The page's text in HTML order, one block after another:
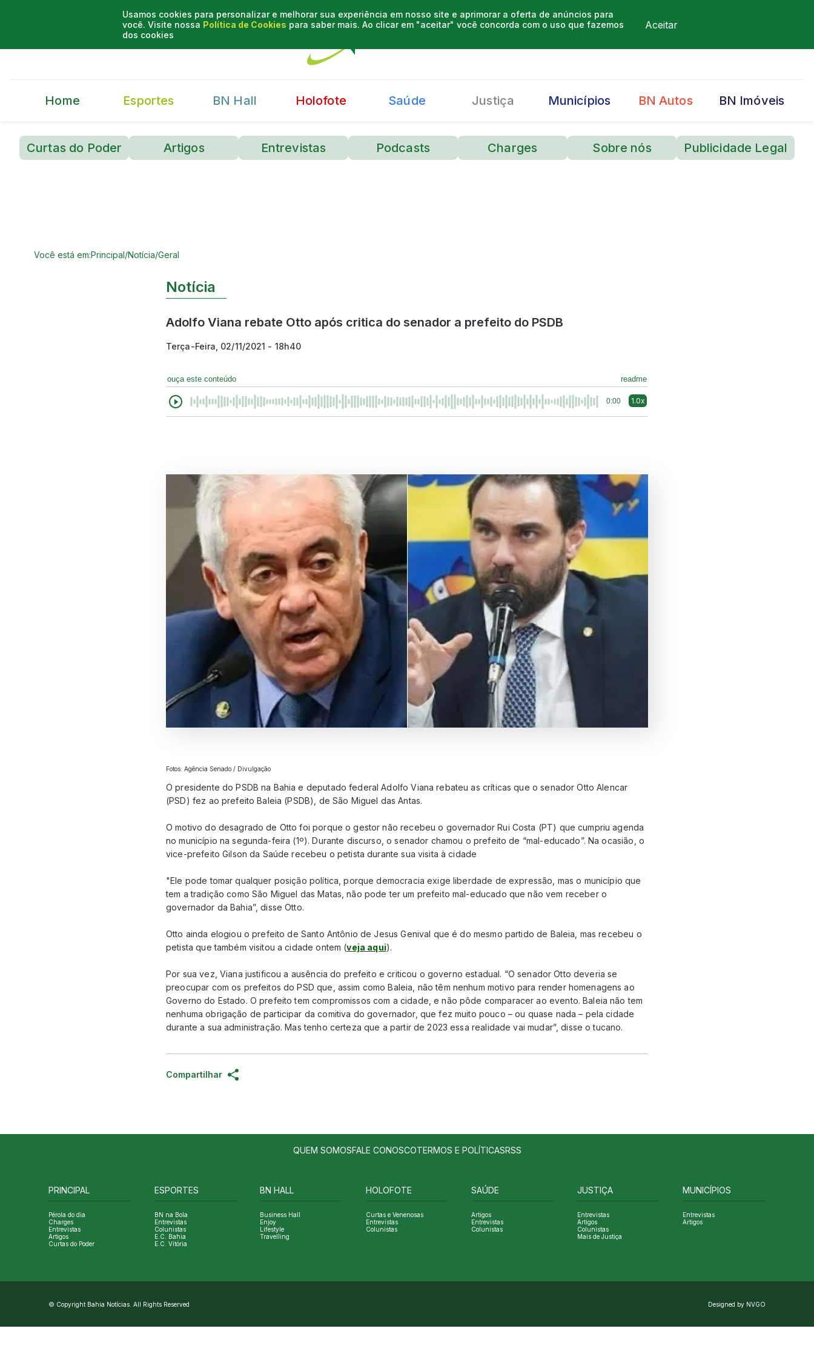
Usamos cookies para personalizar e melhorar sua experiência em nosso site e aprimorar a oferta de anúncios para
você. Visite nossa Política de Cookies para saber mais. Ao clicar em "aceitar" você concorda com o uso que fazemos
dos cookies
Aceitar
Home Esportes BN Hall Holofote Saúde Justiça Municípios BN Autos BN Imóveis
Curtas do Poder Artigos Entrevistas Podcasts Charges Sobre nós Publicidade Legal
Você está em:Principal/Notícia/Geral
Notícia
Adolfo Viana rebate Otto após critica do senador a prefeito do PSDB
Terça-Feira, 02/11/2021 - 18h40
ouça este conteúdo readme
0:00 1.0x
Fotos: Agência Senado / Divulgação
O presidente do PSDB na Bahia e deputado federal Adolfo Viana rebateu as críticas que o senador Otto Alencar
(PSD) fez ao prefeito Baleia (PSDB), de São Miguel das Antas.
O motivo do desagrado de Otto foi porque o gestor não recebeu o governador Rui Costa (PT) que cumpriu agenda
no município na segunda-feira (1º). Durante discurso, o senador chamou o prefeito de “mal-educado”. Na ocasião, o
vice-prefeito Gilson da Saúde recebeu o petista durante sua visita à cidade
"Ele pode tomar qualquer posição política, porque democracia exige liberdade de expressão, mas o município que
tem a tradição como São Miguel das Matas, não pode ter um prefeito mal-educado que não vem receber o
governador da Bahia”, disse Otto.
Otto ainda elogiou o prefeito de Santo Antônio de Jesus Genival que é do mesmo partido de Baleia, mas recebeu o
petista que também visitou a cidade ontem (veja aqui).
Por sua vez, Viana justificou a ausência do prefeito e criticou o governo estadual. “O senador Otto deveria se
preocupar com os prefeitos do PSD que, assim como Baleia, não têm nenhum motivo para render homenagens ao
Governo do Estado. O prefeito tem compromissos com a cidade, e não pôde comparacer ao evento. Baleia não tem
nenhuma obrigação de participar da comitiva do governador, que fez muito pouco – ou quase nada – pela cidade
durante a sua administração. Mas tenho certeza que a partir de 2023 essa realidade vai mudar”, disse o tucano.
Compartilhar
QUEM SOMOSFALE CONOSCOTERMOS E POLÍTICASRSS
PRINCIPAL
Pérola do dia
Charges
Entrevistas
Artigos
Curtas do Poder
ESPORTES
BN na Bola
Entrevistas
Colunistas
E.C. Bahia
E.C. Vitória
BN HALL
Business Hall
Enjoy
Lifestyle
Travelling
HOLOFOTE
Curtas e Venenosas
Entrevistas
Colunistas
SAÚDE
Artigos
Entrevistas
Colunistas
JUSTIÇA
Entrevistas
Artigos
Colunistas
Mais de Justiça
MUNICÍPIOS
Entrevistas
Artigos
© Copyright Bahia Notícias. All Rights Reserved Designed by NVGO